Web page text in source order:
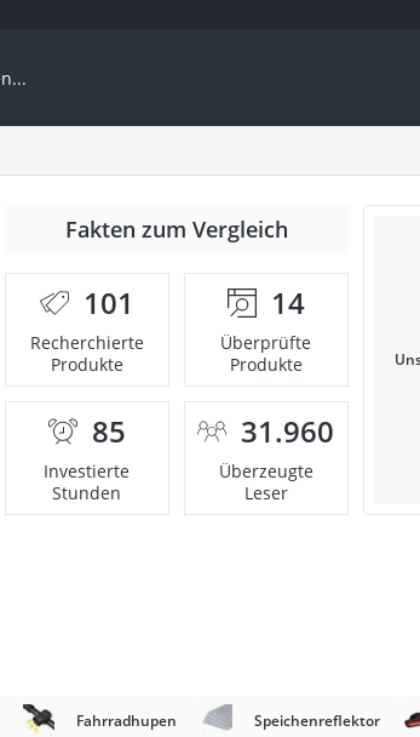
Fakten zum Vergleich
101
Recherchierte
Produkte
14
Überprüfte
Produkte
85
Investierte
Stunden
31.960
Überzeugte
Leser
Fahrradhupen Speichenreflektor